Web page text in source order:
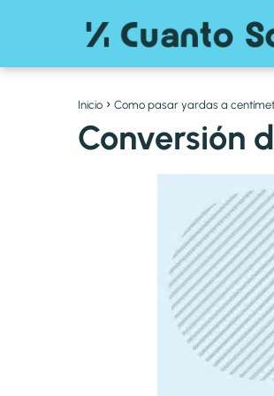
Inicio Como pasar yardas a
Conversión